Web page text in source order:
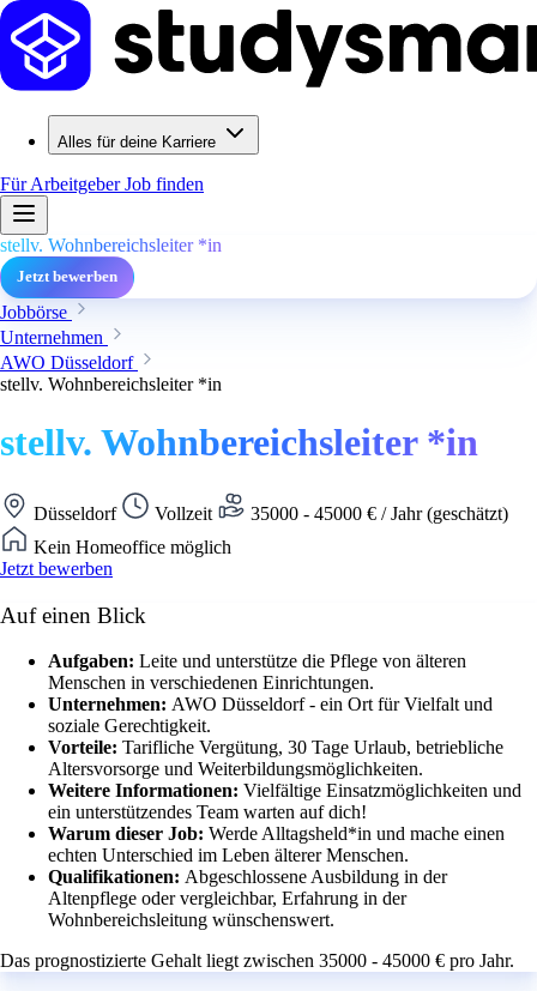
Alles für deine Karriere
Für ArbeitgeberJob finden
stellv. Wohnbereichsleiter *in
Jetzt bewerben
Jobbörse
Unternehmen
AWO Düsseldorf
stellv. Wohnbereichsleiter *in
stellv. Wohnbereichsleiter *in
Düsseldorf Vollzeit
35000 - 45000 € / Jahr (geschätzt)
Kein Homeoffice möglich
Jetzt bewerben
Auf einen Blick
Aufgaben: Leite und unterstütze die Pflege von älteren
Menschen in verschiedenen Einrichtungen.
Unternehmen: AWO Düsseldorf - ein Ort für Vielfalt und
soziale Gerechtigkeit.
Vorteile: Tarifliche Vergütung, 30 Tage Urlaub, betriebliche
Altersvorsorge und Weiterbildungsmöglichkeiten.
Weitere Informationen: Vielfältige Einsatzmöglichkeiten und
ein unterstützendes Team warten auf dich!
Warum dieser Job: Werde Alltagsheld*in und mache einen
echten Unterschied im Leben älterer Menschen.
Qualifikationen: Abgeschlossene Ausbildung in der
Altenpflege oder vergleichbar, Erfahrung in der
Wohnbereichsleitung wünschenswert.
Das prognostizierte Gehalt liegt zwischen 35000 - 45000 € pro Jahr.